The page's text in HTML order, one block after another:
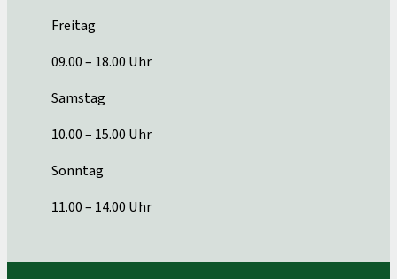
Freitag
09.00 – 18.00 Uhr
Samstag
10.00 – 15.00 Uhr
Sonntag
11.00 – 14.00 Uhr